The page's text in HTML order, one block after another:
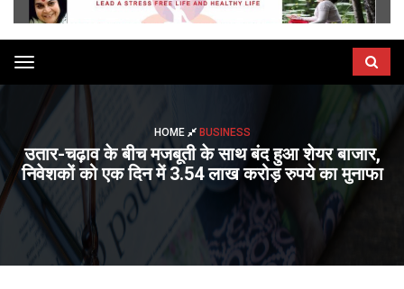
Toggle
navigation
HOME BUSINESS
उतार-चढ़ाव के बीच मजबूती के साथ बंद हुआ शेयर बाजार,
निवेशकों को एक दिन में 3.54 लाख करोड़ रुपये का मुनाफा